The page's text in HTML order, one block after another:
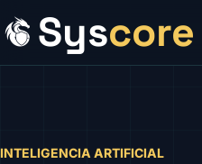
Syscore
INTELIGENCIA ARTIFICIAL